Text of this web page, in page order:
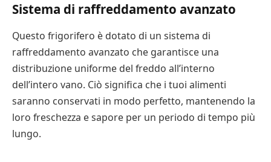
Sistema di raffreddamento avanzato
Questo frigorifero è dotato di un sistema di
raffreddamento avanzato che garantisce una
distribuzione uniforme del freddo all’interno
dell’intero vano. Ciò significa che i tuoi alimenti
saranno conservati in modo perfetto, mantenendo la
loro freschezza e sapore per un periodo di tempo più
lungo.